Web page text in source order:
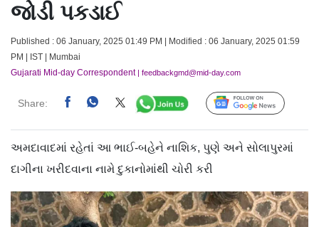
જોડી પકડાઈ
Published : 06 January, 2025 01:49 PM | Modified : 06 January, 2025 01:59
PM | IST | Mumbai
Gujarati Mid-day Correspondent| feedbackgmd@mid-day.com
Share: Follow Us
અમદાવાદમાં રહેતાં આ ભાઈ-બહેને નાશિક, પુણે અને સોલાપુરમાં
દાગીના ખરીદવાના નામે દુકાનોમાંથી ચોરી કરી